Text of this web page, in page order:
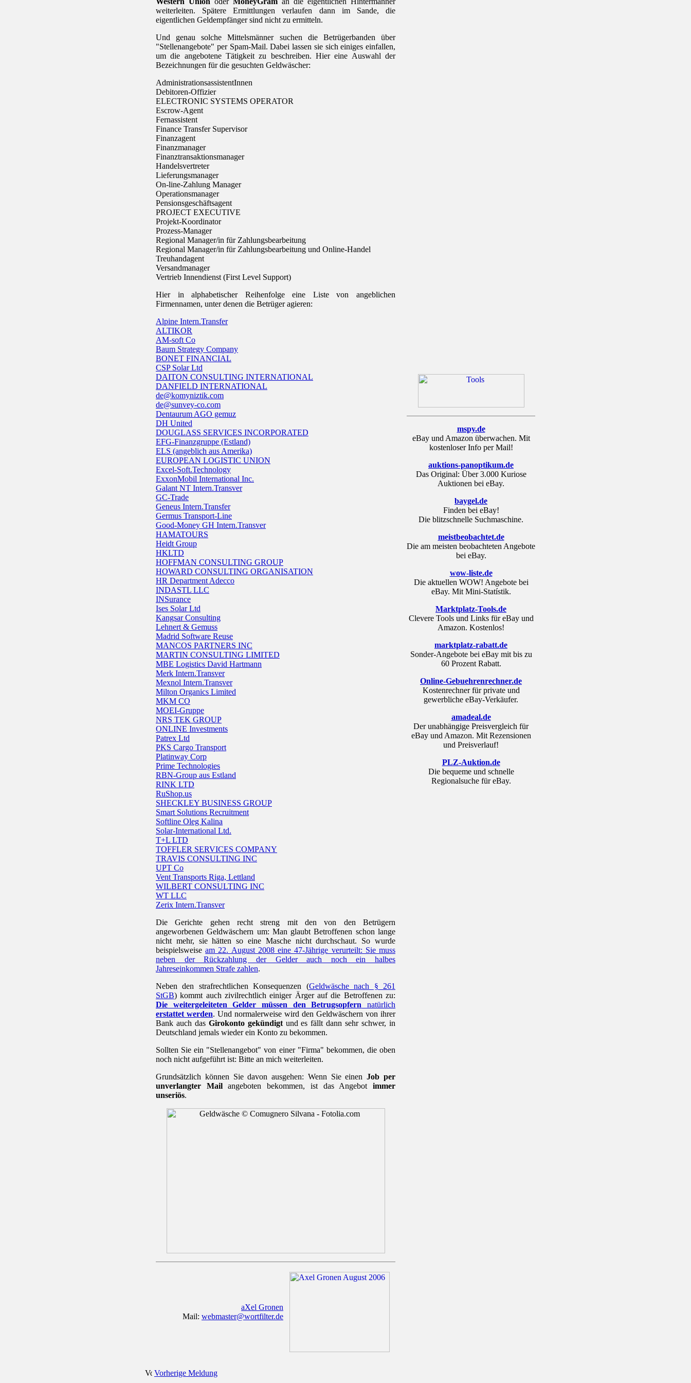
weiterleiten. Spätere Ermittlungen verlaufen dann im Sande, die
eigentlichen Geldempfänger sind nicht zu ermitteln.
Und genau solche Mittelsmänner suchen die Betrügerbanden über
"Stellenangebote" per Spam-Mail. Dabei lassen sie sich einiges einfallen,
um die angebotene Tätigkeit zu beschreiben. Hier eine Auswahl der
Bezeichnungen für die gesuchten Geldwäscher:
AdministrationsassistentInnen
Debitoren-Offizier
ELECTRONIC SYSTEMS OPERATOR
Escrow-Agent
Fernassistent
Finance Transfer Supervisor
Finanzagent
Finanzmanager
Finanztransaktionsmanager
Handelsvertreter
Lieferungsmanager
On-line-Zahlung Manager
Operationsmanager
Pensionsgeschäftsagent
PROJECT EXECUTIVE
Projekt-Koordinator
Prozess-Manager
Regional Manager/in für Zahlungsbearbeitung
Regional Manager/in für Zahlungsbearbeitung und Online-Handel
Treuhandagent
Versandmanager
Vertrieb Innendienst (First Level Support)
Hier in alphabetischer Reihenfolge eine Liste von angeblichen
Firmennamen, unter denen die Betrüger agieren:
Alpine Intern.Transfer
ALTIKOR
AM-soft Co
Baum Strategy Company
BONET FINANCIAL
CSP Solar Ltd
DAITON CONSULTING INTERNATIONAL
DANFIELD INTERNATIONAL
de@komyniztik.com
de@sunvey-co.com
Dentaurum AGO gemuz
DH United
DOUGLASS SERVICES INCORPORATED
EFG-Finanzgruppe (Estland)
ELS (angeblich aus Amerika)
EUROPEAN LOGISTIC UNION
Excel-Soft.Technology
ExxonMobil International Inc.
Galant NT Intern.Transver
GC-Trade
Geneus Intern.Transfer
Germus Transport-Line
Good-Money GH Intern.Transver
HAMATOURS
Heidt Group
HKLTD
HOFFMAN CONSULTING GROUP
HOWARD CONSULTING ORGANISATION
HR Department Adecco
INDASTL LLC
INSurance
Ises Solar Ltd
Kangsar Consulting
Lehnert & Gemuss
Madrid Software Reuse
MANCOS PARTNERS INC
MARTIN CONSULTING LIMITED
MBE Logistics David Hartmann
Merk Intern.Transver
Mexnol Intern.Transver
Milton Organics Limited
MKM CO
MOEI-Gruppe
NRS TEK GROUP
ONLINE Investments
Patrex Ltd
PKS Cargo Transport
Platinway Corp
Prime Technologies
RBN-Group aus Estland
RINK LTD
RuShop.us
SHECKLEY BUSINESS GROUP
Smart Solutions Recruitment
Softline Oleg Kalina
Solar-International Ltd.
T+L LTD
TOFFLER SERVICES COMPANY
TRAVIS CONSULTING INC
UPT Co
Vent Transports Riga, Lettland
WILBERT CONSULTING INC
WT LLC
Zerix Intern.Transver
Die Gerichte gehen recht streng mit den von den Betrügern
angeworbenen Geldwäschern um: Man glaubt Betroffenen schon lange
nicht mehr, sie hätten so eine Masche nicht durchschaut. So wurde
beispielsweiseam 22. August 2008 eine 47-Jährige verurteilt: Sie muss
neben der Rückzahlung der Gelder auch noch ein halbes
Jahreseinkommen Strafe zahlen.
Neben den strafrechtlichen Konsequenzen (Geldwäsche nach § 261
StGB) kommt auch zivilrechtlich einiger Ärger auf die Betroffenen zu:
Die weitergeleiteten Gelder müssen den Betrugsopfern natürlich
erstattet werden. Und normalerweise wird den Geldwäschern von ihrer
Bank auch das Girokonto gekündigtund es fällt dann sehr schwer, in
Deutschland jemals wieder ein Konto zu bekommen.
Sollten Sie ein "Stellenangebot" von einer "Firma" bekommen, die oben
noch nicht aufgeführt ist: Bitte an mich weiterleiten.
Grundsätzlich können Sie davon ausgehen: Wenn Sie einenJob per
unverlangter Mailangeboten bekommen, ist das Angebotimmer
unseriös.
aXel Gronen
Mail: webmaster@wortfilter.de
mspy.de
eBay und Amazon überwachen. Mit
kostenloser Info per Mail!
auktions-panoptikum.de
Das Original: Über 3.000 Kuriose
Auktionen bei eBay.
baygel.de
Finden bei eBay!
Die blitzschnelle Suchmaschine.
meistbeobachtet.de
Die am meisten beobachteten Angebote
bei eBay.
wow-liste.de
Die aktuellen WOW! Angebote bei
eBay. Mit Mini-Statístik.
Marktplatz-Tools.de
Clevere Tools und Links für eBay und
Amazon. Kostenlos!
marktplatz-rabatt.de
Sonder-Angebote bei eBay mit bis zu
60 Prozent Rabatt.
Online-Gebuehrenrechner.de
Kostenrechner für private und
gewerbliche eBay-Verkäufer.
amadeal.de
Der unabhängige Preisvergleich für
eBay und Amazon. Mit Rezensionen
und Preisverlauf!
PLZ-Auktion.de
Die bequeme und schnelle
Regionalsuche für eBay.
Vorherige Meldung